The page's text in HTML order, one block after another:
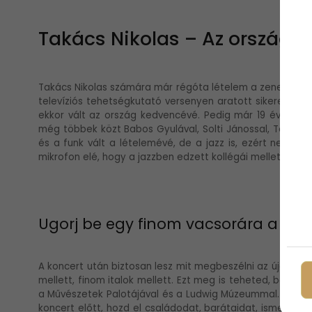
Takács Nikolas – Az ország
Takács Nikolas számára már régóta lételem a zenei
televíziós tehetségkutató versenyen aratott sikere
ekkor vált az ország kedvencévé. Pedig már 19
még többek közt Babos Gyulával, Solti Jánossal, Tony
és a funk vált a lételemévé, de a jazz is, ezért nem is
mikrofon elé, hogy a jazzben edzett kollégái mellett is
Ugorj be egy finom vacsorára a
A koncert után biztosan lesz mit megbeszélni az
mellett, finom italok mellett. Ezt meg is teheted, bár
a Művészetek Palotájával és a Ludwig Múzeummal.
koncert előtt, hozd el családodat, barátaidat,